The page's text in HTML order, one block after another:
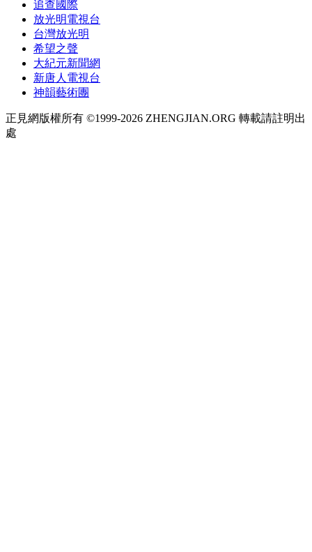
追查國際
放光明電視台
台灣放光明
希望之聲
大紀元新聞網
新唐人電視台
神韻藝術團
正見網版權所有 ©1999-2026 ZHENGJIAN.ORG 轉載請註明出
處